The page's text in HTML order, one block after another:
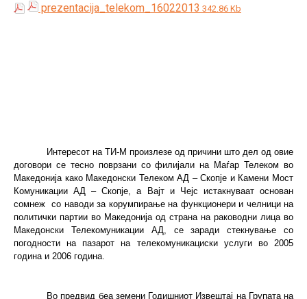
prezentacija_telekom_16022013 342.86 Kb
Интересот на ТИ-М произлезе од причини што дел од овие
договори се тесно поврзани со филијали на Маѓар Телеком во
Македонија како Македонски Телеком АД – Скопје и Камени Мост
Комуникации АД – Скопје, а Вајт и Чејс истакнуваат основан
сомнеж со наводи за корумпирање на функционери и челници на
политички партии во Македонија од страна на раководни лица во
Македонски Телекомуникации АД, се заради стекнување со
погодности на пазарот на телекомуникациски услуги во 2005
година и 2006 година.
Во предвид беа земени Годишниот Извештај на Групата на